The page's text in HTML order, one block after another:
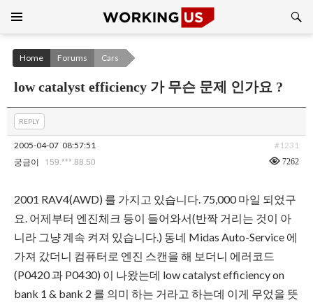
CONTENT
Home Forums Cars
low catalyst efficiency 가 무슨 문제 인가요 ?
REPLY
2005-04-07 08:57:51 #1231
궁금이 159.***.88.50 7262
2001 RAV4(AWD) 를 가지고 있습니다. 75,000 마일 되었구
요. 어제부터 엔진체크 등이 들어와서(반짝 거리는 것이 아
니라 그냥 계속 켜져 있습니다.) 동네 Midas Auto-Service 에
가져 갔더니 컴퓨터로 엔진 스캔을 해 보더니 에러코드
(P0420 과 P0430) 이 나왔는데 low catalyst efficiency on
bank 1 & bank 2 를 의미 하는 거라고 하는데 이게 무었을 뜻